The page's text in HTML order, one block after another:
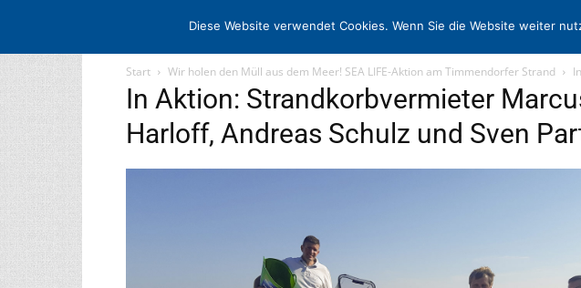
STARTSEITE ARCHIV MEDIADATEN KONTAKT
Start Wir holen den Müll aus dem Meer! SEA LIFE-Aktion am Timmendorfer Strand
In Aktion: Strandkorbvermieter
Harloff, Andreas Schulz und Sven
Diese Website verwendet Cookies. Wenn Sie die Website weiter